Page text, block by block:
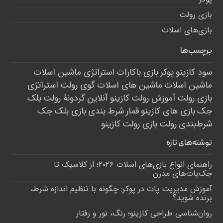
بازی رولت
بازی‌های اسلات
برچسب‌ها
سود کازینوپوکربازی باکارات استراتژی ماشین اسلات
ماشین اسلات ماشین های اسلاتگوی رولت استراتژی
بازی رولتآموزش رولتکازینو آنلاینگردونۀ رولتبلک
جکبازی های کازینوقمارشرط بندیبازی بلک جک
شرط‌بندیرولتبازی رولتکازینو
نوشته‌های تازه
راهنمای انواع بازی‌های اسلات ۲۰۲۶؛ از کلاسیک تا
جک‌پات‌های مدرن
آموزش مدیریت پات در پوکر: چگونه با تنظیم اندازه شرط،
برنده شوید؟
روان‌شناسی طراحی کازینو؛ رنگ، نور و رفتار